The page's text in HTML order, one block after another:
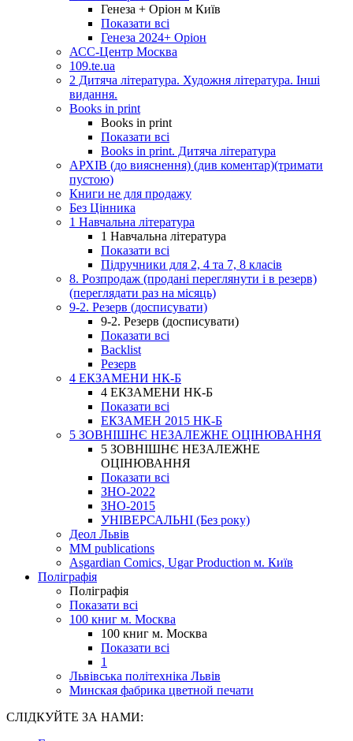
Генеза + Оріон м Київ
Показати всі
Генеза 2024+ Оріон
АСС-Центр Москва
109.te.ua
2 Дитяча література. Художня література. Інші
видання.
Books in print
Books in print
Показати всі
Books in print. Дитяча література
АРХІВ (до вияснення) (див коментар)(тримати
пустою)
Книги не для продажу
Без Цінника
1 Навчальна література
1 Навчальна література
Показати всі
Підручники для 2, 4 та 7, 8 класів
8. Розпродаж (продані переглянути і в резерв)
(переглядати раз на місяць)
9-2. Резерв (досписувати)
9-2. Резерв (досписувати)
Показати всі
Backlist
Резерв
4 ЕКЗАМЕНИ НК-Б
4 ЕКЗАМЕНИ НК-Б
Показати всі
ЕКЗАМЕН 2015 НК-Б
5 ЗОВНІШНЄ НЕЗАЛЕЖНЕ ОЦІНЮВАННЯ
5 ЗОВНІШНЄ НЕЗАЛЕЖНЕ
ОЦІНЮВАННЯ
Показати всі
ЗНО-2022
ЗНО-2015
УНІВЕРСАЛЬНІ (Без року)
Деол Львів
MM publications
Asgardian Comics, Ugar Production м. Київ
Поліграфія
Поліграфія
Показати всі
100 книг м. Москва
100 книг м. Москва
Показати всі
1
Львівська політехніка Львів
Минская фабрика цветной печати
СЛІДКУЙТЕ ЗА НАМИ: